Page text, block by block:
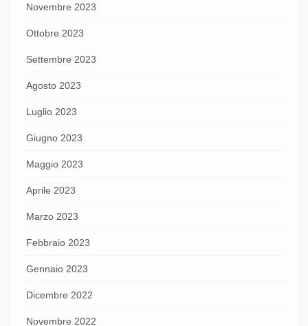
Novembre 2023
Ottobre 2023
Settembre 2023
Agosto 2023
Luglio 2023
Giugno 2023
Maggio 2023
Aprile 2023
Marzo 2023
Febbraio 2023
Gennaio 2023
Dicembre 2022
Novembre 2022